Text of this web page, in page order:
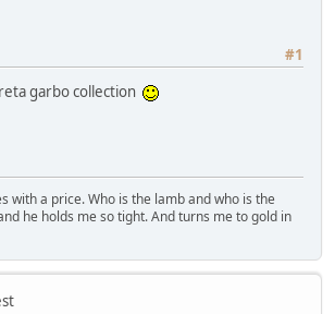
#1
garbo collection
with a price. Who is the lamb and who is the
he holds me so tight. And turns me to gold in